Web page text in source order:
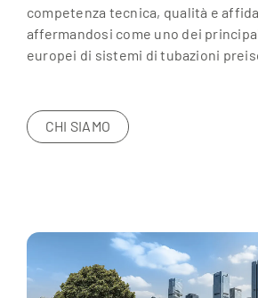
competenza tecnica, qualità e
affermandosi come uno dei
europei di sistemi di tubazioni
CHI SIAMO